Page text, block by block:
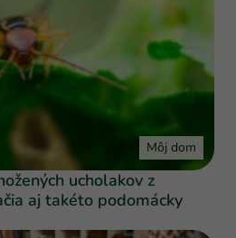
Môj dom
ucholakov z
aj takéto podomácky